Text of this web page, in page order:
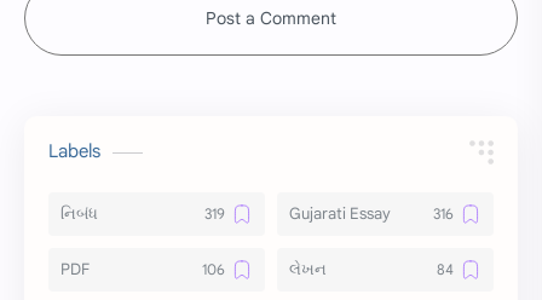
Post a Comment
Labels
નિબંધ Gujarati Essay
PDF લેખન